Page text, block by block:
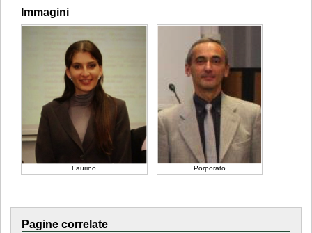
Immagini
Laurino Porporato
Pagine correlate